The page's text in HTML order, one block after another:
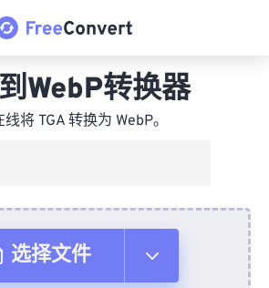
WebP转换器
将 TGA 转换为 WebP。
选择文件